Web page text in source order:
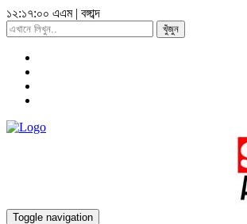
১২:১৭:০১ এএম| বঙ্গাব্দ
খুঁজুন
Toggle navigation